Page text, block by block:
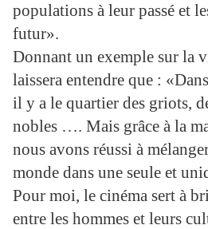
populations à leur passé et
futur».
Donnant un exemple sur la
laissera entendre que :
il y a le quartier des griots,
nobles …. Mais grâce à la
nous avons réussi à
monde dans une seule et
Pour moi, le cinéma sert à
entre les hommes et leurs